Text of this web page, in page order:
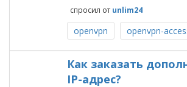
спросил от unlim24
openvpn openvpn-
Как заказать
IP-адрес?